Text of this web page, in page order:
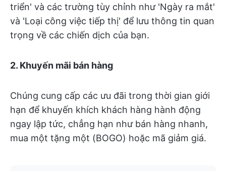
triển' và các trường tùy chỉnh như 'Ngày ra mắt'
và 'Loại công việc tiếp thị' để lưu thông tin quan
trọng về các chiến dịch của bạn.
2. Khuyến mãi bán hàng
Chúng cung cấp các ưu đãi trong thời gian giới
hạn để khuyến khích khách hàng hành động
ngay lập tức, chẳng hạn như bán hàng nhanh,
mua một tặng một (BOGO) hoặc mã giảm giá.